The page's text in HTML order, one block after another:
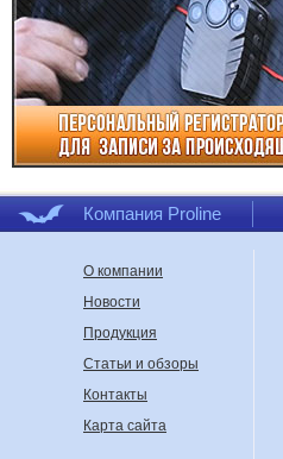
Компания Proline
О компании
Новости
Продукция
Статьи и обзоры
Контакты
Карта сайта